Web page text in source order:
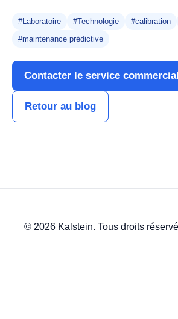
#Laboratoire #Technologie #calibration
#maintenance prédictive
Contacter le service commercial
Retour au blog
© 2026 Kalstein. Tous droits